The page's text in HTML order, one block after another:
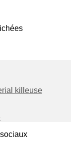
killeuse